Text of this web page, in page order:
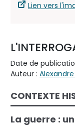
Lien vers
Date de
Auteur : Alexandre
CONTEXTE
La guerre :